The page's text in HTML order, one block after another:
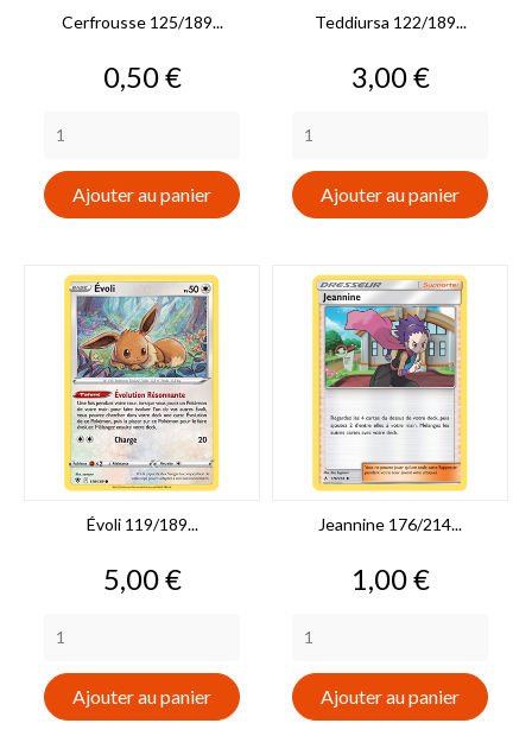
Cerfrousse 125/189...
Prix
0,50 €
Ajouter au panier
Teddiursa 122/189...
Prix
3,00 €
Ajouter au panier
Évoli 119/189...
Prix
5,00 €
Ajouter au panier
Jeannine 176/214...
Prix
1,00 €
Ajouter au panier